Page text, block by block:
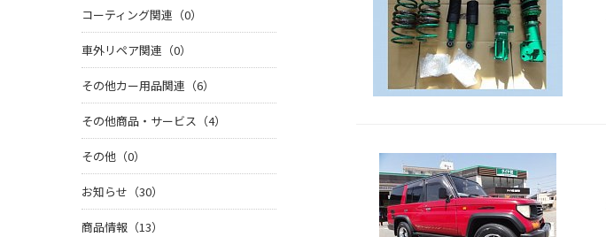
コーティング関連（0）
車外リペア関連（0）
その他カー用品関連（6）
その他商品・サービス（4）
その他（0）
お知らせ（30）
商品情報（13）